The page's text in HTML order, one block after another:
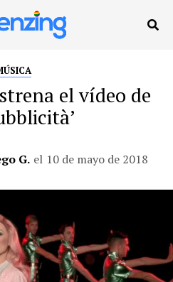
el vídeo de
G. el 10 de mayo de 2018